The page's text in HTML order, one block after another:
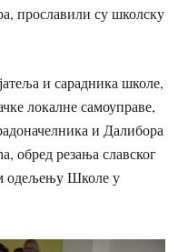
прославили су школску
и сарадника школе,
локалне самоуправе,
и Далибора
обред резања славског
одељењу Школе у